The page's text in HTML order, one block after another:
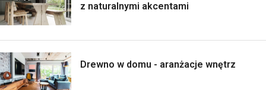
z naturalnymi akcentami
Drewno w domu - aranżacje wnętrz